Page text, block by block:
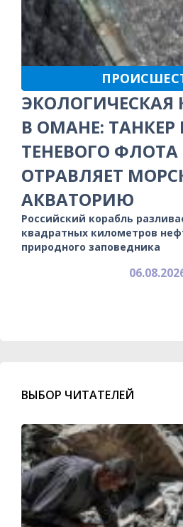
ЭКОЛОГИЧЕСКАЯ
В ОМАНЕ: ТАНКЕР
ТЕНЕВОГО
ОТРАВЛЯЕТ
АКВАТОРИЮ
Российский корабль
квадратных километров
природного заповедника
ВЫБОР ЧИТАТЕЛЕЙ